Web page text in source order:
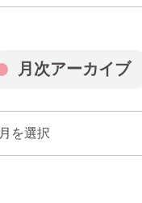
障害福祉 聖
障害者支援
月次アーカイブ
月を選択